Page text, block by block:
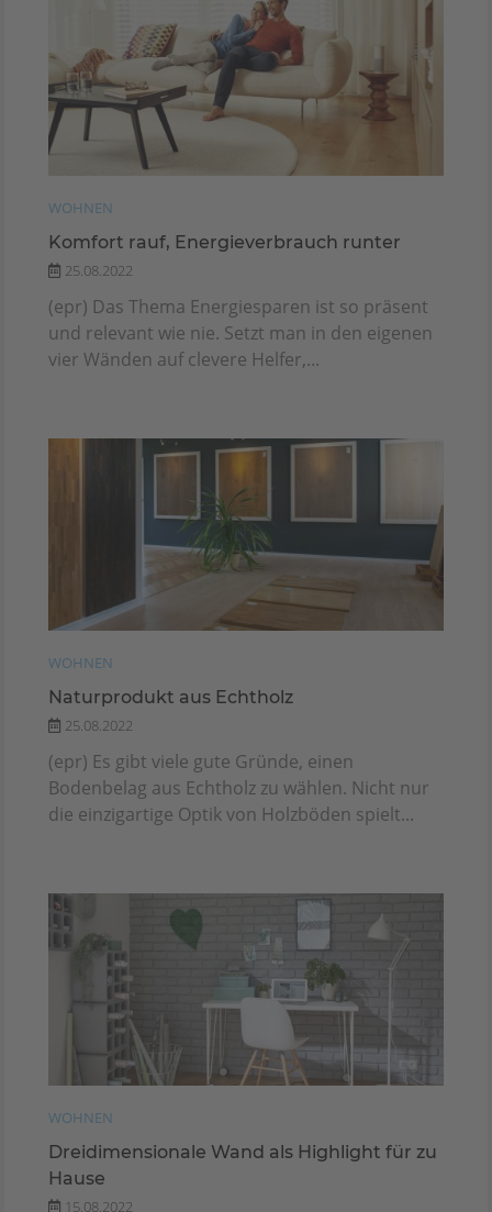
WOHNEN
Komfort rauf, Energieverbrauch runter
25.08.2022
(epr) Das Thema Energiesparen ist so präsent
und relevant wie nie. Setzt man in den eigenen
vier Wänden auf clevere Helfer,...
WOHNEN
Naturprodukt aus Echtholz
25.08.2022
(epr) Es gibt viele gute Gründe, einen
Bodenbelag aus Echtholz zu wählen. Nicht nur
die einzigartige Optik von Holzböden spielt...
WOHNEN
Dreidimensionale Wand als Highlight für zu
Hause
15.08.2022